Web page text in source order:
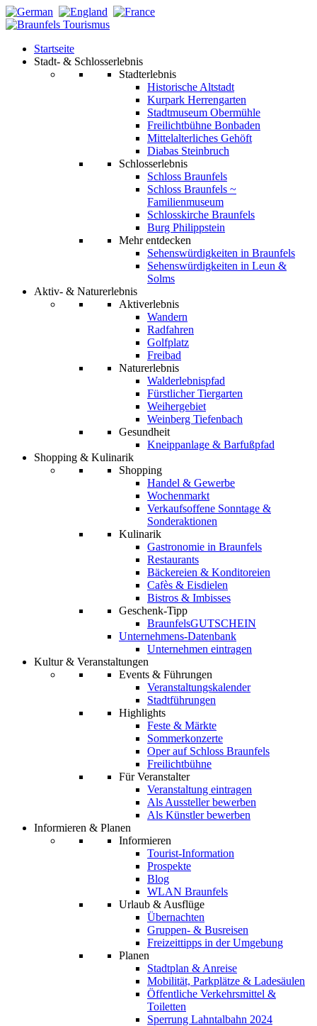
Startseite
Stadt- & Schlosserlebnis
Stadterlebnis
Historische Altstadt
Kurpark Herrengarten
Stadtmuseum Obermühle
Freilichtbühne Bonbaden
Mittelalterliches Gehöft
Diabas Steinbruch
Schlosserlebnis
Schloss Braunfels
Schloss Braunfels ~
Familienmuseum
Schlosskirche Braunfels
Burg Philippstein
Mehr entdecken
Sehenswürdigkeiten in Braunfels
Sehenswürdigkeiten in Leun &
Solms
Aktiv- & Naturerlebnis
Aktiverlebnis
Wandern
Radfahren
Golfplatz
Freibad
Naturerlebnis
Walderlebnispfad
Fürstlicher Tiergarten
Weihergebiet
Weinberg Tiefenbach
Gesundheit
Kneippanlage & Barfußpfad
Shopping & Kulinarik
Shopping
Handel & Gewerbe
Wochenmarkt
Verkaufsoffene Sonntage &
Sonderaktionen
Kulinarik
Gastronomie in Braunfels
Restaurants
Bäckereien & Konditoreien
Cafès & Eisdielen
Bistros & Imbisses
Geschenk-Tipp
BraunfelsGUTSCHEIN
Unternehmens-Datenbank
Unternehmen eintragen
Kultur & Veranstaltungen
Events & Führungen
Veranstaltungskalender
Stadtführungen
Highlights
Feste & Märkte
Sommerkonzerte
Oper auf Schloss Braunfels
Freilichtbühne
Für Veranstalter
Veranstaltung eintragen
Als Aussteller bewerben
Als Künstler bewerben
Informieren & Planen
Informieren
Tourist-Information
Prospekte
Blog
WLAN Braunfels
Urlaub & Ausflüge
Übernachten
Gruppen- & Busreisen
Freizeittipps in der Umgebung
Planen
Stadtplan & Anreise
Mobilität, Parkplätze & Ladesäulen
Öffentliche Verkehrsmittel &
Toiletten
Sperrung Lahntalbahn 2024